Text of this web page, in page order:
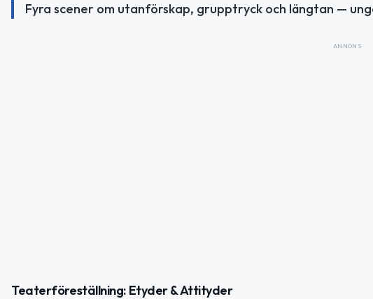
Fyra scener om utanförskap, grupptryck och längtan —
ANNONS
Teaterföreställning: Etyder & Attityder